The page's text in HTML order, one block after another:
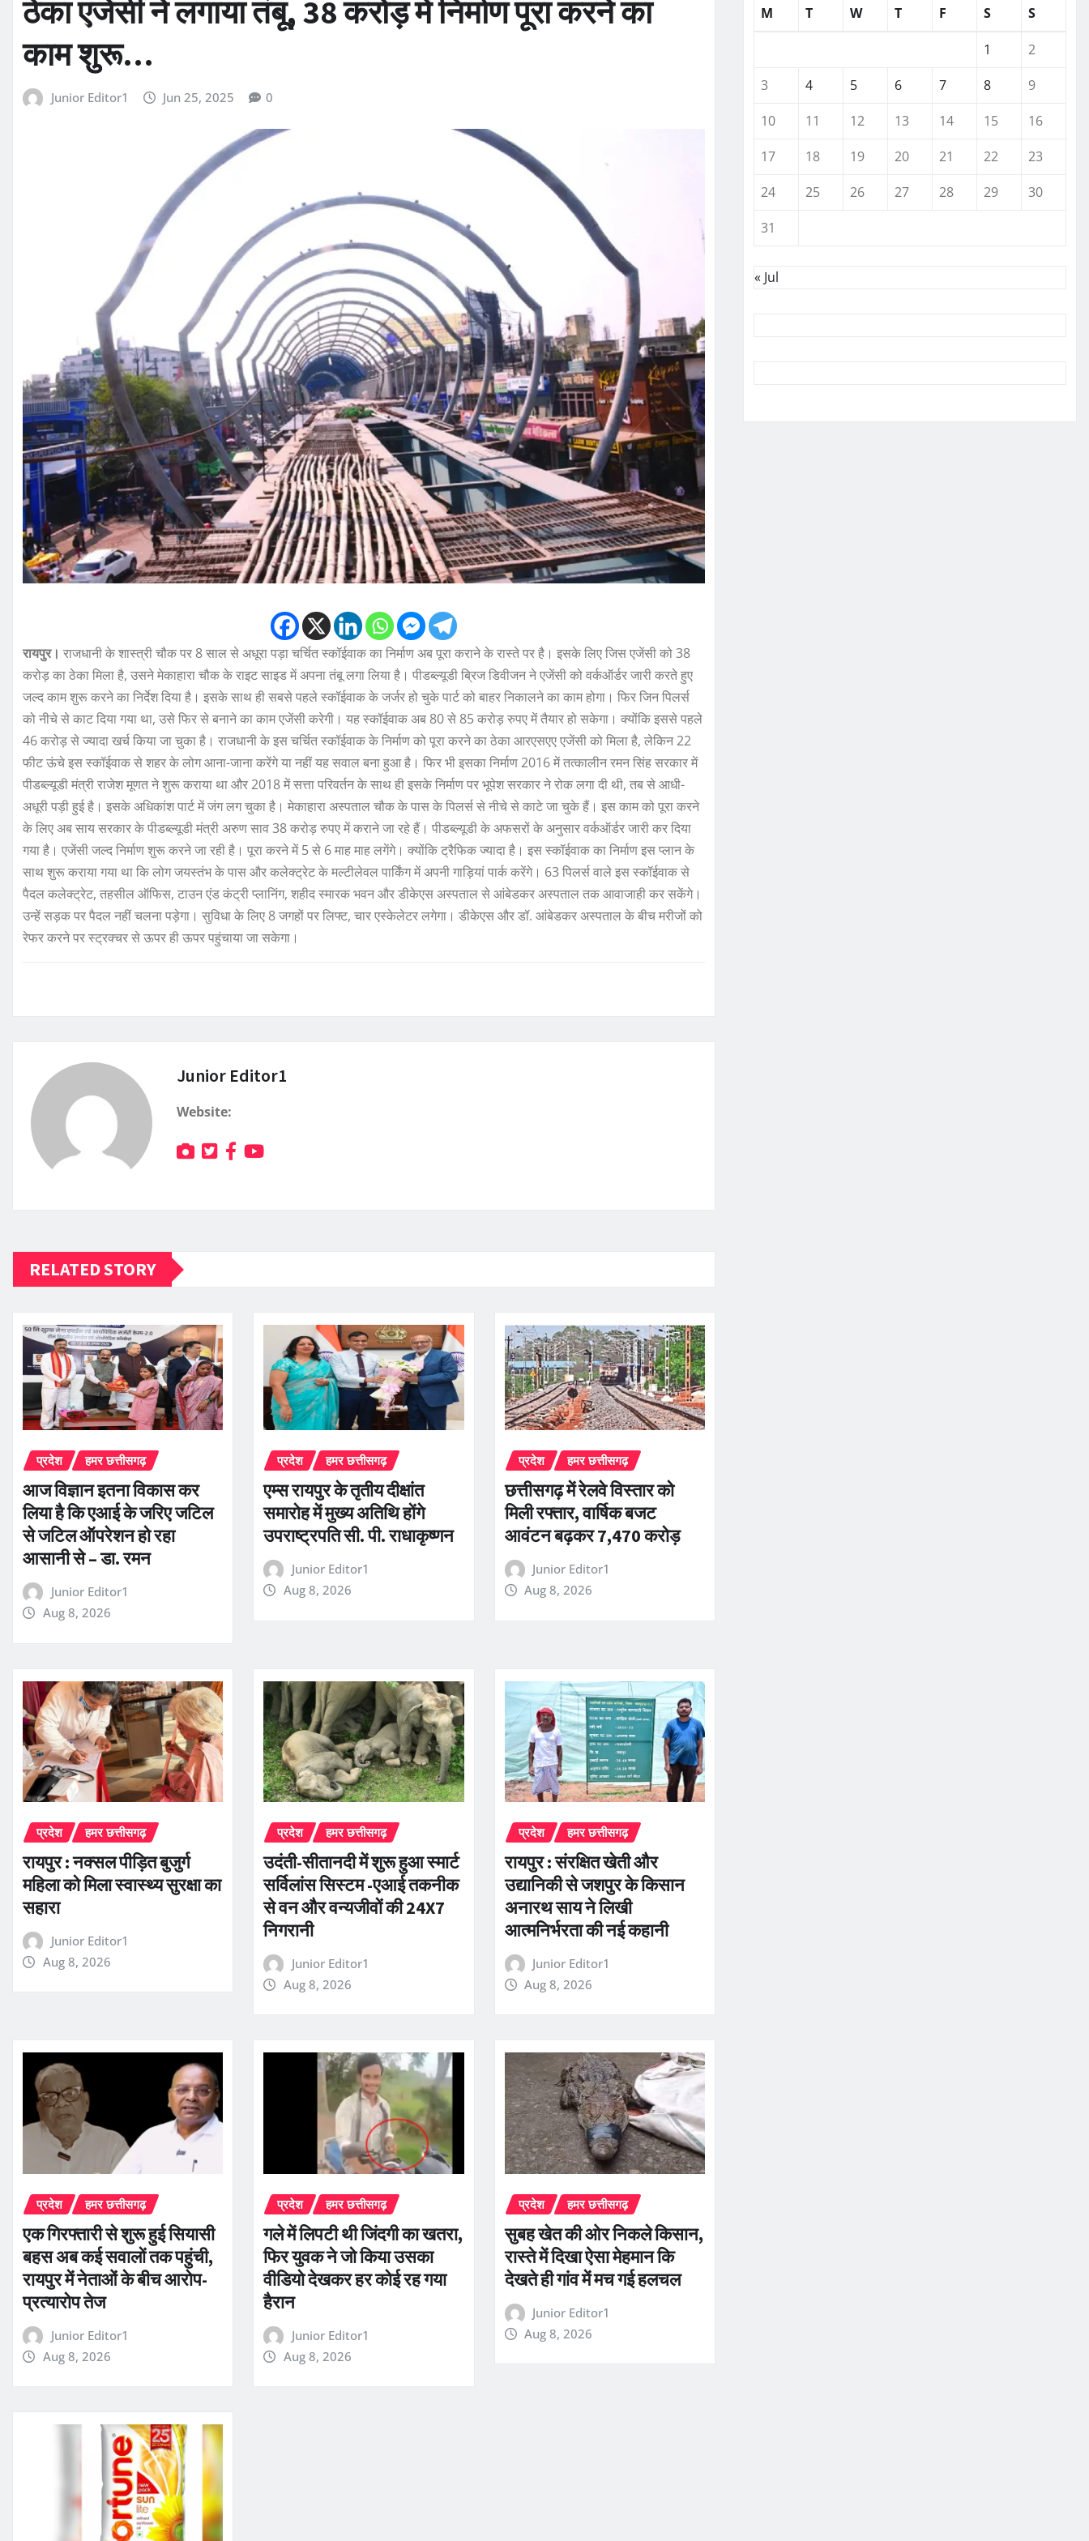
ठेका एजेंसी ने लगाया तंबू, 38 करोड़ में निर्माण पूरा करने का
काम शुरू…
Junior Editor1 Jun 25, 2025 0
रायपुर। राजधानी के शास्त्री चौक पर 8 साल से अधूरा पड़ा चर्चित स्कॉईवाक का निर्माण अब पूरा कराने के रास्ते पर है। इसके लिए जिस एजेंसी को 38
करोड़ का ठेका मिला है, उसने मेकाहारा चौक के राइट साइड में अपना तंबू लगा लिया है। पीडब्ल्यूडी ब्रिज डिवीजन ने एजेंसी को वर्कऑर्डर जारी करते हुए
जल्द काम शुरू करने का निर्देश दिया है। इसके साथ ही सबसे पहले स्कॉईवाक के जर्जर हो चुके पार्ट को बाहर निकालने का काम होगा। फिर जिन पिलर्स
को नीचे से काट दिया गया था, उसे फिर से बनाने का काम एजेंसी करेगी। यह स्कॉईवाक अब 80 से 85 करोड़ रुपए में तैयार हो सकेगा। क्योंकि इससे पहले
46 करोड़ से ज्यादा खर्च किया जा चुका है। राजधानी के इस चर्चित स्कॉईवाक के निर्माण को पूरा करने का ठेका आरएसएए एजेंसी को मिला है, लेकिन 22
फीट ऊंचे इस स्कॉईवाक से शहर के लोग आना-जाना करेंगे या नहीं यह सवाल बना हुआ है। फिर भी इसका निर्माण 2016 में तत्कालीन रमन सिंह सरकार में
पीडब्ल्यूडी मंत्री राजेश मूणत ने शुरू कराया था और 2018 में सत्ता परिवर्तन के साथ ही इसके निर्माण पर भूपेश सरकार ने रोक लगा दी थी, तब से आधी-
अधूरी पड़ी हुई है। इसके अधिकांश पार्ट में जंग लग चुका है। मेकाहारा अस्पताल चौक के पास के पिलर्स से नीचे से काटे जा चुके हैं। इस काम को पूरा करने
के लिए अब साय सरकार के पीडब्ल्यूडी मंत्री अरुण साव 38 करोड़ रुपए में कराने जा रहे हैं। पीडब्ल्यूडी के अफसरों के अनुसार वर्कऑर्डर जारी कर दिया
गया है। एजेंसी जल्द निर्माण शुरू करने जा रही है। पूरा करने में 5 से 6 माह माह लगेंगे। क्योंकि ट्रैफिक ज्यादा है। इस स्कॉईवाक का निर्माण इस प्लान के
साथ शुरू कराया गया था कि लोग जयस्तंभ के पास और कलेक्ट्रेट के मल्टीलेवल पार्किंग में अपनी गाड़ियां पार्क करेंगे। 63 पिलर्स वाले इस स्कॉईवाक से
पैदल कलेक्ट्रेट, तहसील ऑफिस, टाउन एंड कंट्री प्लानिंग, शहीद स्मारक भवन और डीकेएस अस्पताल से आंबेडकर अस्पताल तक आवाजाही कर सकेंगे।
उन्हें सड़क पर पैदल नहीं चलना पड़ेगा। सुविधा के लिए 8 जगहों पर लिफ्ट, चार एस्केलेटर लगेगा। डीकेएस और डॉ. आंबेडकर अस्पताल के बीच मरीजों को
रेफर करने पर स्ट्रक्चर से ऊपर ही ऊपर पहुंचाया जा सकेगा।
Junior Editor1
Website:
RELATED STORY
प्रदेश हमर छत्तीसगढ़
आज विज्ञान इतना विकास कर
लिया है कि एआई के जरिए जटिल
से जटिल ऑपरेशन हो रहा
आसानी से – डा. रमन
Junior Editor1
Aug 8, 2026
प्रदेश हमर छत्तीसगढ़
एम्स रायपुर के तृतीय दीक्षांत
समारोह में मुख्य अतिथि होंगे
उपराष्ट्रपति सी. पी. राधाकृष्णन
Junior Editor1
Aug 8, 2026
प्रदेश हमर छत्तीसगढ़
छत्तीसगढ़ में रेलवे विस्तार को
मिली रफ्तार, वार्षिक बजट
आवंटन बढ़कर 7,470 करोड़
Junior Editor1
Aug 8, 2026
प्रदेश हमर छत्तीसगढ़
रायपुर : नक्सल पीड़ित बुजुर्ग
महिला को मिला स्वास्थ्य सुरक्षा का
सहारा
Junior Editor1
Aug 8, 2026
प्रदेश हमर छत्तीसगढ़
उदंती-सीतानदी में शुरू हुआ स्मार्ट
सर्विलांस सिस्टम -एआई तकनीक
से वन और वन्यजीवों की 24X7
निगरानी
Junior Editor1
Aug 8, 2026
प्रदेश हमर छत्तीसगढ़
रायपुर : संरक्षित खेती और
उद्यानिकी से जशपुर के किसान
अनारथ साय ने लिखी
आत्मनिर्भरता की नई कहानी
Junior Editor1
Aug 8, 2026
प्रदेश हमर छत्तीसगढ़
एक गिरफ्तारी से शुरू हुई सियासी
बहस अब कई सवालों तक पहुंची,
रायपुर में नेताओं के बीच आरोप-
प्रत्यारोप तेज
Junior Editor1
Aug 8, 2026
प्रदेश हमर छत्तीसगढ़
गले में लिपटी थी जिंदगी का खतरा,
फिर युवक ने जो किया उसका
वीडियो देखकर हर कोई रह गया
हैरान
Junior Editor1
Aug 8, 2026
प्रदेश हमर छत्तीसगढ़
सुबह खेत की ओर निकले किसान,
रास्ते में दिखा ऐसा मेहमान कि
देखते ही गांव में मच गई हलचल
Junior Editor1
Aug 8, 2026
M
T W T F S S
1
2
3
4 5 6 7 8
9
10
11 12 13 14 15
16
17
18 19 20 21 22
23
24
25 26 27 28 29
30
31
« Jul